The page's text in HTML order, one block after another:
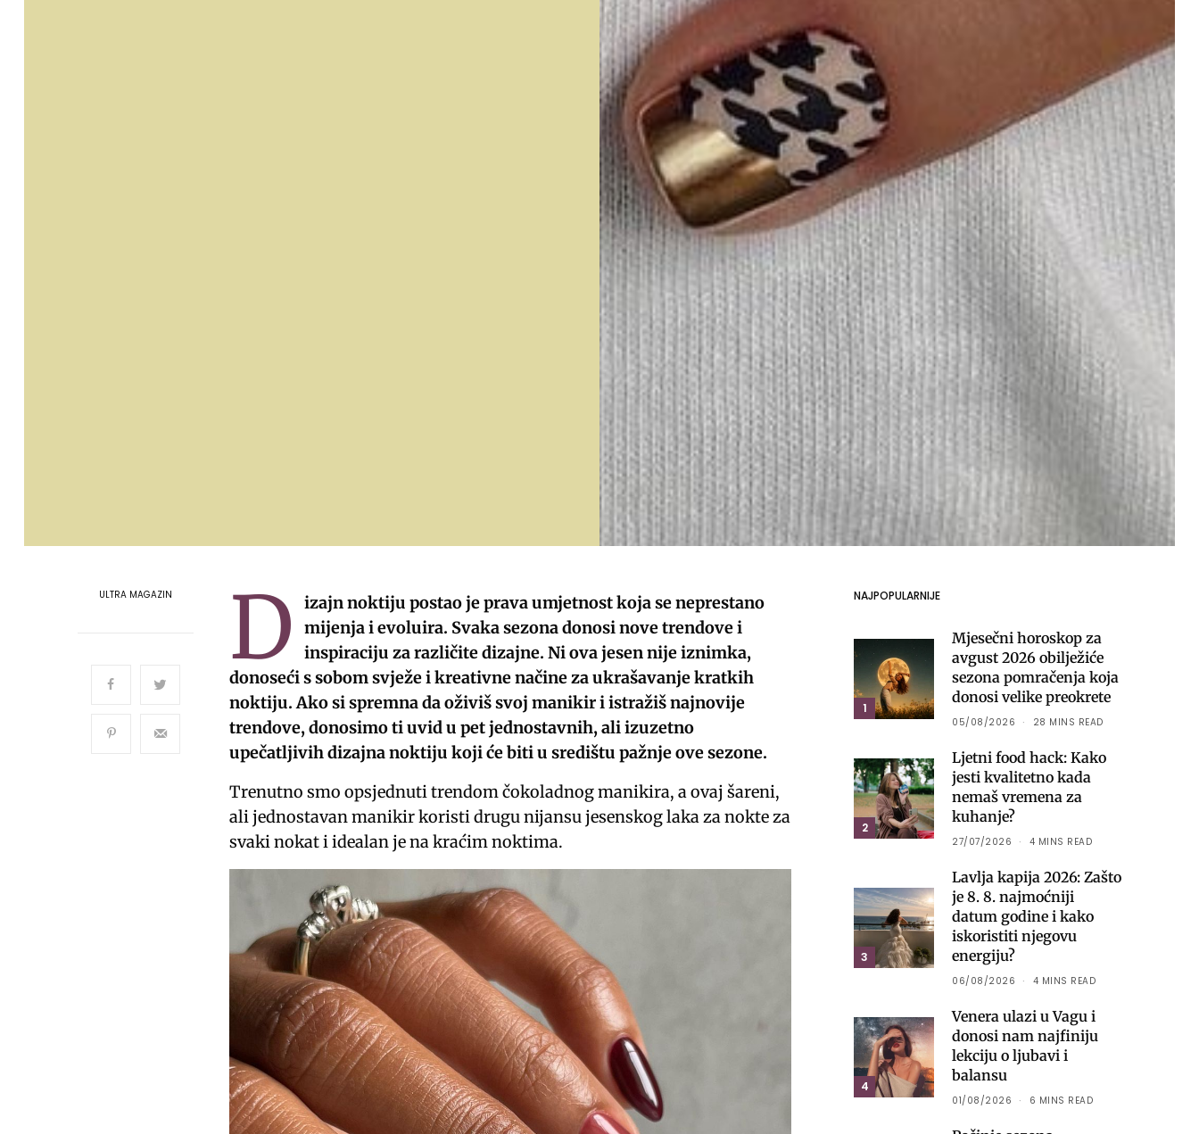
ULTRA MAGAZIN D
izajn noktiju postao je prava umjetnost koja se neprestano
mijenja i evoluira. Svaka sezona donosi nove trendove i
inspiraciju za različite dizajne. Ni ova jesen nije iznimka,
donoseći s sobom svježe i kreativne načine za ukrašavanje kratkih
noktiju. Ako si spremna da oživiš svoj manikir i istražiš najnovije
trendove, donosimo ti uvid u pet jednostavnih, ali izuzetno
upečatljivih dizajna noktiju koji će biti u središtu pažnje ove sezone.
Trenutno smo opsjednuti trendom čokoladnog manikira, a ovaj šareni,
ali jednostavan manikir koristi drugu nijansu jesenskog laka za nokte za
svaki nokat i idealan je na kraćim noktima.
NAJPOPULARNIJE
1
Mjesečni horoskop za
avgust 2026 obilježiće
sezona pomračenja koja
donosi velike preokrete
05/08/2026 28 MINS READ
2
Ljetni food hack: Kako
jesti kvalitetno kada
nemaš vremena za
kuhanje?
27/07/2026 4 MINS READ
3
Lavlja kapija 2026: Zašto
je 8. 8. najmoćniji
datum godine i kako
iskoristiti njegovu
energiju?
06/08/2026 4 MINS READ
4
Venera ulazi u Vagu i
donosi nam najfiniju
lekciju o ljubavi i
balansu
01/08/2026 6 MINS READ